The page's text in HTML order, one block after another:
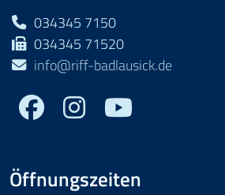
034345 7150
034345 71520
info@riff-badlausick.de
Facebook
Öffnungszeiten